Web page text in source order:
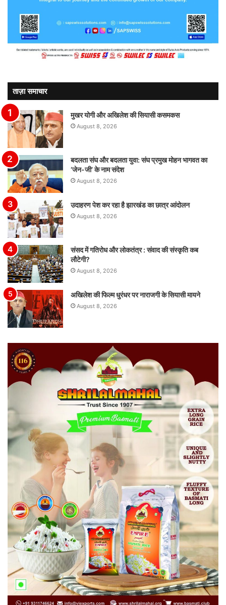
ताज़ा समाचार
मुखर योगी और अखिलेश की सियासी कसमकस
August 8, 2026
बदलता संघ और बदलता युवा: संघ प्रमुख मोहन भागवत का
‘जेन-जी’ के नाम संदेश
August 8, 2026
उदाहरण पेश कर रहा है झारखंड का छात्र आंदोलन
August 8, 2026
संसद में गतिरोध और लोकतंत्र : संवाद की संस्कृति कब
लौटेगी?
August 8, 2026
अखिलेश की फिल्म धुरंधर पर नाराजगी के सियासी मायने
August 8, 2026